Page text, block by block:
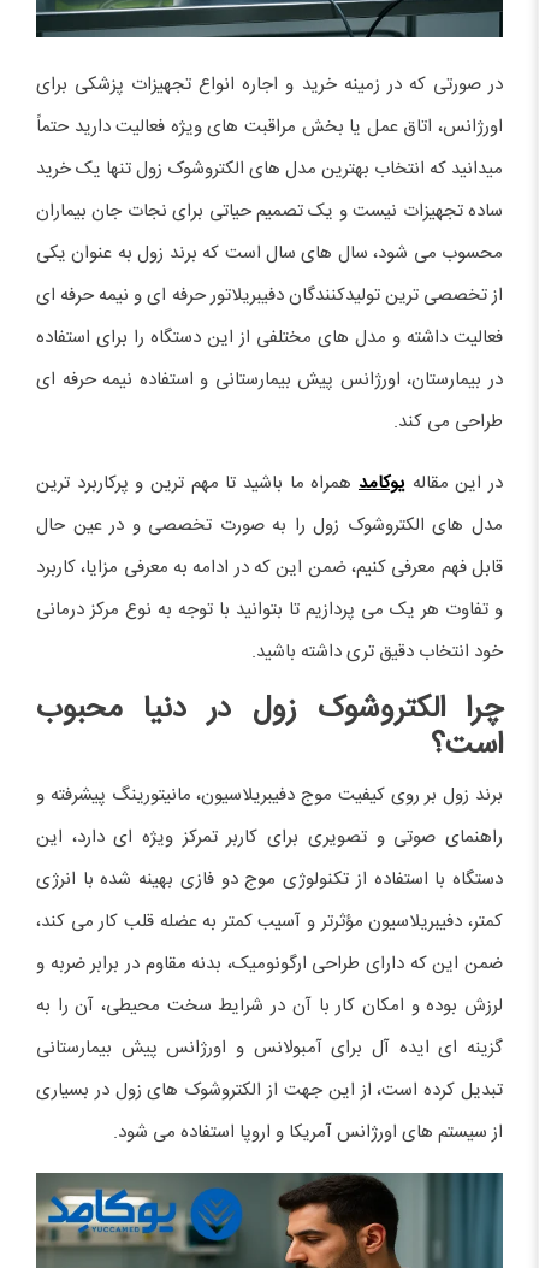
در صورتی که در زمینه خرید و اجاره انواع تجهیزات پزشکی برای
اورژانس، اتاق عمل یا بخش مراقبت های ویژه فعالیت دارید حتماً
میدانید که انتخاب بهترین مدل های الکتروشوک زول تنها یک خرید
ساده تجهیزات نیست و یک تصمیم حیاتی برای نجات جان بیماران
محسوب می شود، سال های سال است که برند زول به عنوان یکی
از تخصصی ترین تولیدکنندگان دفیبریلاتور حرفه ای و نیمه حرفه ای
فعالیت داشته و مدل های مختلفی از این دستگاه را برای استفاده
در بیمارستان، اورژانس پیش بیمارستانی و استفاده نیمه حرفه ای
طراحی می کند.
در این مقاله یوکامد همراه ما باشید تا مهم ترین و پرکاربرد ترین
مدل های الکتروشوک زول را به صورت تخصصی و در عین حال
قابل فهم معرفی کنیم، ضمن این که در ادامه به معرفی مزایا، کاربرد
و تفاوت هر یک می پردازیم تا بتوانید با توجه به نوع مرکز درمانی
خود انتخاب دقیق تری داشته باشید.
چرا الکتروشوک زول در دنیا محبوب
است؟
برند زول بر روی کیفیت موج دفیبریلاسیون، مانیتورینگ پیشرفته و
راهنمای صوتی و تصویری برای کاربر تمرکز ویژه ای دارد، این
دستگاه با استفاده از تکنولوژی موج دو فازی بهینه شده با انرژی
کمتر، دفیبریلاسیون مؤثرتر و آسیب کمتر به عضله قلب کار می کند،
ضمن این که دارای طراحی ارگونومیک، بدنه مقاوم در برابر ضربه و
لرزش بوده و امکان کار با آن در شرایط سخت محیطی، آن را به
گزینه ای ایده آل برای آمبولانس و اورژانس پیش بیمارستانی
تبدیل کرده است، از این جهت از الکتروشوک های زول در بسیاری
از سیستم های اورژانس آمریکا و اروپا استفاده می شود.